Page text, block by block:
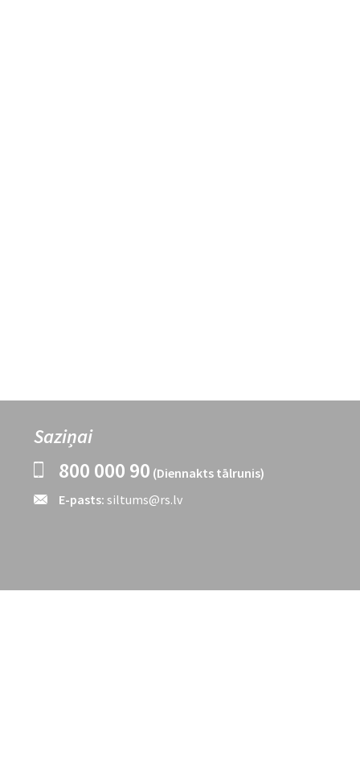
Saziņai
800 000 90 (Diennakts tālrunis)
E-pasts: siltums@rs.lv